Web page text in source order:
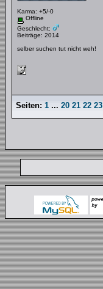
Karma: +5/-0
Offline
Geschlecht:
Beiträge: 2014
selber suchen tut nicht weh!
Seiten: 1 ... 20 21 22 23